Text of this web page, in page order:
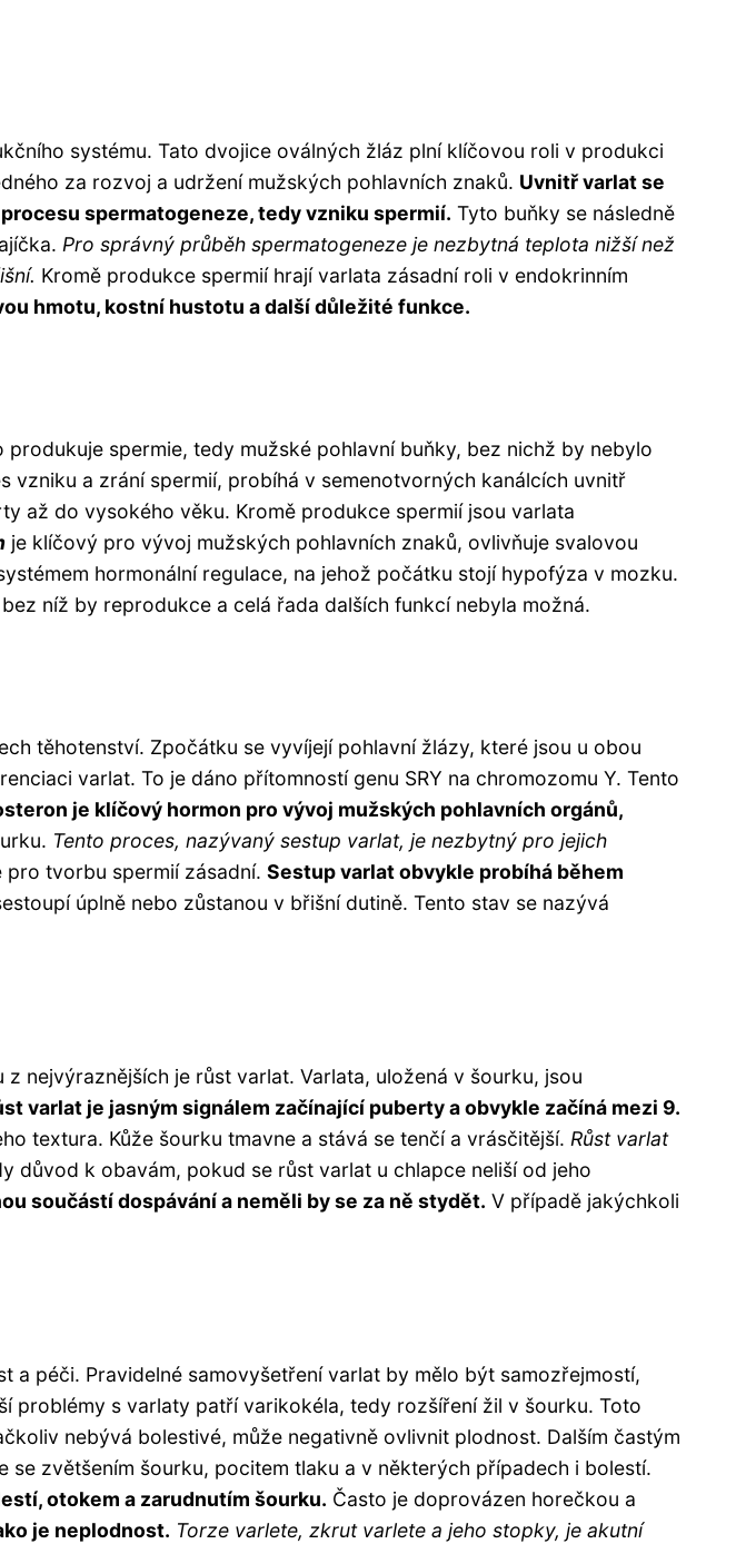
systému. Tato dvojice oválných žláz plní klíčovou roli v produkci
za rozvoj a udržení mužských pohlavních znaků. Uvnitř varlat se
spermatogeneze, tedy vzniku spermií. Tyto buňky se následně
Pro správný průběh spermatogeneze je nezbytná teplota nižší než
Kromě produkce spermií hrají varlata zásadní roli v endokrinním
hmotu, kostní hustotu a další důležité funkce.
spermie, tedy mužské pohlavní buňky, bez nichž by nebylo
vzniku a zrání spermií, probíhá v semenotvorných kanálcích uvnitř
až do vysokého věku. Kromě produkce spermií jsou varlata
je klíčový pro vývoj mužských pohlavních znaků, ovlivňuje svalovou
hormonální regulace, na jehož počátku stojí hypofýza v mozku.
níž by reprodukce a celá řada dalších funkcí nebyla možná.
těhotenství. Zpočátku se vyvíjejí pohlavní žlázy, které jsou u obou
varlat. To je dáno přítomností genu SRY na chromozomu Y. Tento
je klíčový hormon pro vývoj mužských pohlavních orgánů,
Tento proces, nazývaný sestup varlat, je nezbytný pro jejich
tvorbu spermií zásadní. Sestup varlat obvykle probíhá během
úplně nebo zůstanou v břišní dutině. Tento stav se nazývá
nejvýraznějších je růst varlat. Varlata, uložená v šourku, jsou
varlat je jasným signálem začínající puberty a obvykle začíná mezi 9.
textura. Kůže šourku tmavne a stává se tenčí a vrásčitější. Růst varlat
důvod k obavám, pokud se růst varlat u chlapce neliší od jeho
součástí dospávání a neměli by se za ně stydět. V případě jakýchkoli
péči. Pravidelné samovyšetření varlat by mělo být samozřejmostí,
problémy s varlaty patří varikokéla, tedy rozšíření žil v šourku. Toto
nebývá bolestivé, může negativně ovlivnit plodnost. Dalším častým
zvětšením šourku, pocitem tlaku a v některých případech i bolestí.
otokem a zarudnutím šourku. Často je doprovázen horečkou a
je neplodnost. Torze varlete, zkrut varlete a jeho stopky, je akutní